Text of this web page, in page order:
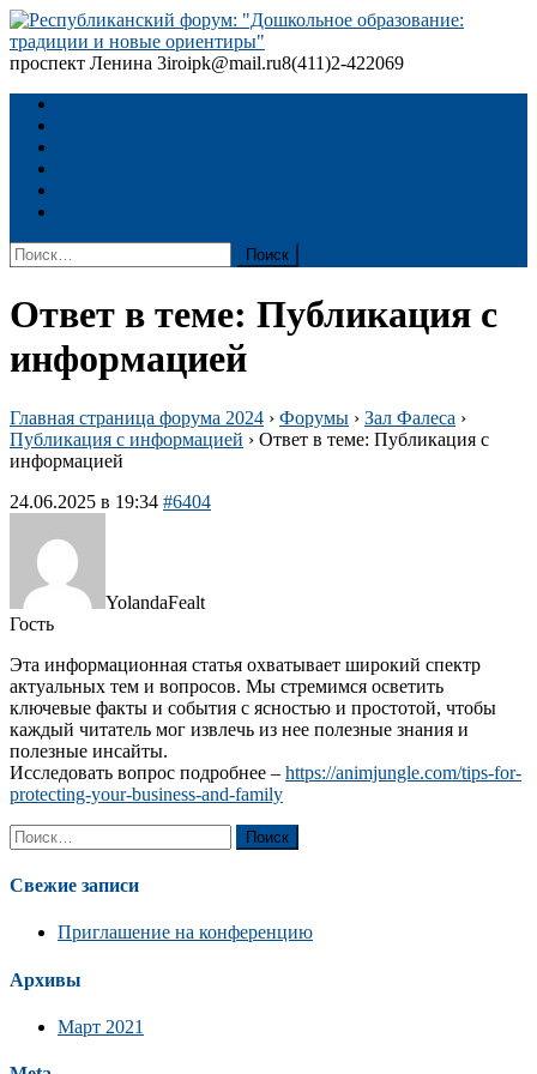
Skip
to
content
и новые ориентиры"
проспект Ленина 3iroipk@mail.ru8(411)2-422069
Найти:
Ответ в теме: Публикация с
информацией
Главная страница форума 2024 › Форумы › Зал Фалеса ›
Публикация с информацией › Ответ в теме: Публикация с
информацией
24.06.2025 в 19:34 #6404
YolandaFealt
Гость
Эта информационная статья охватывает широкий спектр
актуальных тем и вопросов. Мы стремимся осветить
ключевые факты и события с ясностью и простотой, чтобы
каждый читатель мог извлечь из нее полезные знания и
полезные инсайты.
Исследовать вопрос подробнее – https://animjungle.com/tips-for-
protecting-your-business-and-family
Найти:
Свежие записи
Приглашение на конференцию
Архивы
Март 2021